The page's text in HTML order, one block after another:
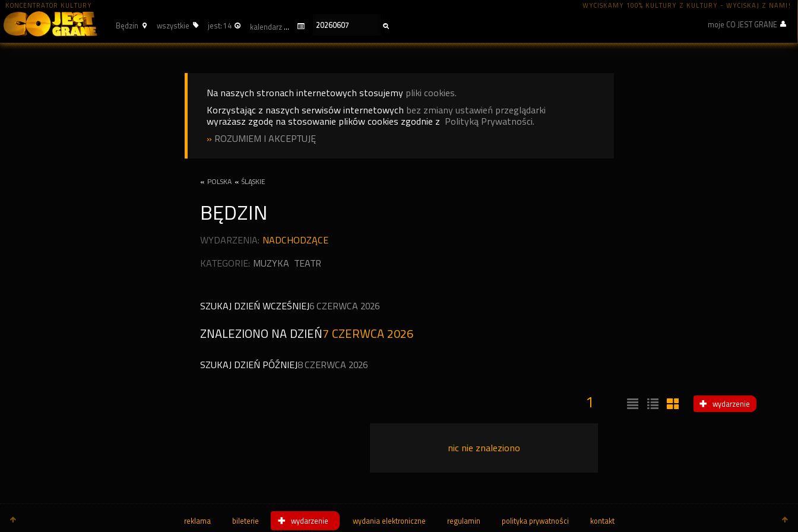
KONCENTRATOR KULTURY WYCISKAMY 100% KULTURY Z KULTURY - WYCISKAJ Z NAMI!
Będzin wszystkie jest: 14 kalendarz moje CO JEST GRANE
Na naszych stronach internetowych stosujemy pliki cookies.
Korzystając z naszych serwisów internetowych bez zmiany ustawień przeglądarki
wyrażasz zgodę na stosowanie plików cookies zgodnie z Polityką Prywatności.
» ROZUMIEM I AKCEPTUJĘ
« POLSKA « ŚLĄSKIE
BĘDZIN
WYDARZENIA: NADCHODZĄCE
KATEGORIE: MUZYKA TEATR
SZUKAJ DZIEŃ WCZEŚNIEJ6 CZERWCA 2026
ZNALEZIONO NA DZIEŃ7 CZERWCA 2026
SZUKAJ DZIEŃ PÓŹNIEJ8 CZERWCA 2026
wydarzenie
1
nic nie znaleziono
reklama bileterie wydarzenie wydania elektroniczne regulamin polityka prywatności kontakt